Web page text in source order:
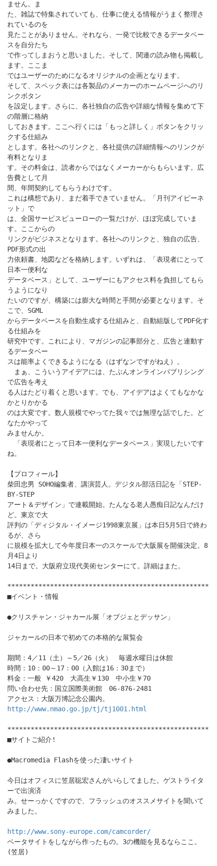
ません。ま
た、雑誌で特集されていても、仕事に使える情報がうまく整理さ
れているのを
見たことがありません。それなら、一発で比較できるデータベー
スを自分たち
で作ってしまおうと思いました。そして、関連の読み物も掲載し
ます。ここま
ではユーザーのためになるオリジナルの企画となります。
そして、スペック表には各製品のメーカーのホームページへのリ
ンクボタン
を設定します。さらに、各社独自の広告や詳細な情報を集めて下
の階層に格納
しておきます。ここへ行くには「もっと詳しく」ボタンをクリッ
クする仕組み
とします。各社へのリンクと、各社提供の詳細情報へのリンクが
有料となりま
す。その料金は、読者からではなくメーカーからもらいます。広
告費として月
間、年間契約してもらうわけです。
これは構想であり、まだ着手できていません。「月刊アイピーネ
ット」で
は、全国サービスビューローの一覧だけが、ほぼ完成していま
す。ここからの
リンクがビジネスとなります。各社へのリンクと、独自の広告、
PDF形式の出
力依頼書、地図などを格納します。いずれは、「表現者にとって
日本一便利な
データベース」として、ユーザーにもアクセス料を負担してもら
うようになり
たいのですが、構築には膨大な時間と手間が必要となります。そ
こで、SGML
からデータベースを自動生成する仕組みと、自動組版してPDF化す
る仕組みを
研究中です。これにより、マガジンの記事部分と、広告と連動す
るデータベー
スは能率よくできるようになる（はずなンですがねえ）。
まぁ、こういうアイデアには、たぶんオンラインパブリシング
で広告を考え
る人はたどり着くと思います。でも、アイデアはよくてもなかな
かとりかかる
のは大変です。数人規模でやってた我々では無理な話でした。ど
なたかやって
みませんか。
「表現者にとって日本一便利なデータベース」実現したいです
ね。
【プロフィール】
柴田忠男 SOHO編集者、講演芸人。デジタル部活日記を「STEP-
BY-STEP
アート＆デザイン」で連載開始。たんなる老人愚痴日記なんだけ
ど。東京で大
評判の「ディジタル・イメージ1998東京展」は本日5月5日で終わ
るが、さら
に規模を拡大して今年度日本一のスケールで大阪展を開催決定。8
月4日より
14日まで。大阪府立現代美術センターにて。詳細はまた。
****************************************************
■イベント・情報
●クリスチャン・ジャカール展「オブジェとデッサン」
ジャカールの日本で初めての本格的な展覧会
期間：4／11（土）～5／26（火） 毎週水曜日は休館
時間：10：00～17：00（入館は16：30まで）
料金：一般 ￥420 大高生￥130 中小生￥70
問い合わせ先：国立国際美術館 06-876-2481
アクセス：大阪万博記念公園内。
http://www.nmao.go.jp/tj/tj1001.html
****************************************************
■サイトご紹介!
●Macromedia Flashを使った凄いサイト
今日はオフィスに笠居聡宏さんがいらしてました。ゲストライタ
ーで出演済
み。せーっかくですので、フラッシュのオススメサイトを聞いて
みました。
http://www.sony-europe.com/camcorder/
ベータサイトをしながら作ったもの。3の機能を見るならここ。
(笠居)